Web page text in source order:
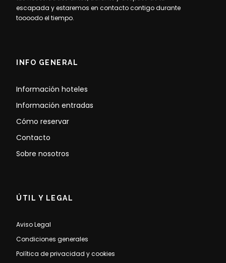
escapada y estaremos en contacto contigo durante
toooodo el tiempo.
INFO GENERAL
Información hoteles
Información entradas
Cómo reservar
Contacto
Sobre nosotros
ÚTIL Y LEGAL
Aviso Legal
Condiciones generales
Política de privacidad y cookies